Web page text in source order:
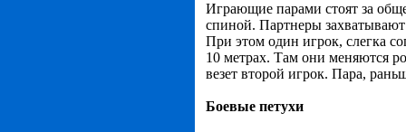
Играющие парами стоят за
спиной. Партнеры
При этом один игрок, слегка
10 метрах. Там они меняются
везет второй игрок. Пара,
Боевые петухи